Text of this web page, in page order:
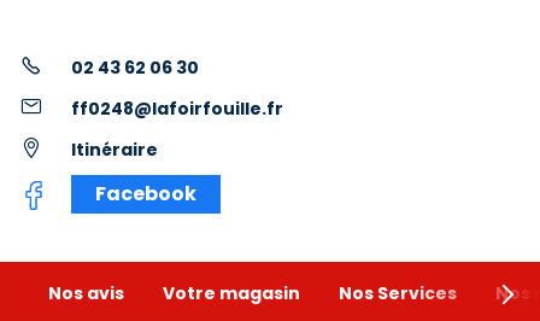
02 43 62 06 30
ff0248@lafoirfouille.fr
Itinéraire
Facebook
Nos avis Votre magasin Nos Services Nos